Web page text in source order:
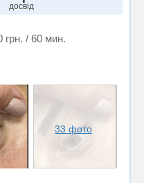
досвід
грн. / 60 мин.
33 фото